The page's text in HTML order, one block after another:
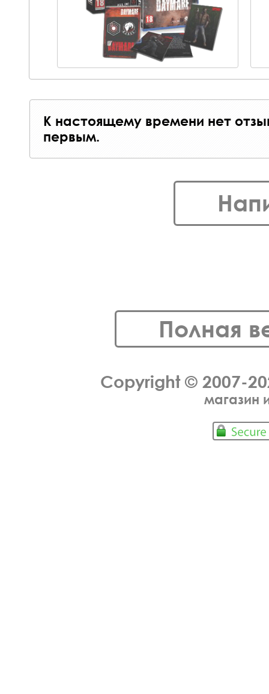
К настоящему времени нет
первым.
Полная
Copyright © 2007-
магазин